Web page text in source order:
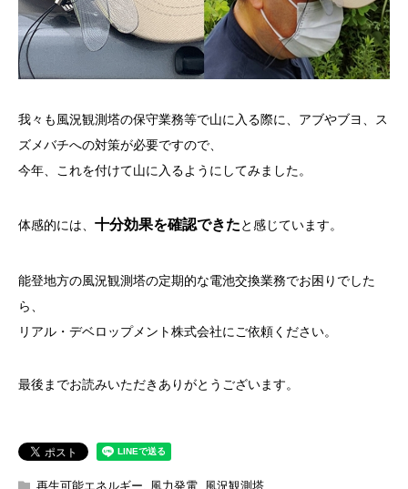
我々も風況観測塔の保守業務等で山に入る際に、アブやブヨ、ス
ズメバチへの対策が必要ですので、
今年、これを付けて山に入るようにしてみました。
体感的には、 十分効果を確認できたと感じています。
能登地方の風況観測塔の定期的な電池交換業務でお困りでした
ら、
リアル・デベロップメント株式会社にご依頼ください。
最後までお読みいただきありがとうございます。
再生可能エネルギー, 風力発電, 風況観測塔